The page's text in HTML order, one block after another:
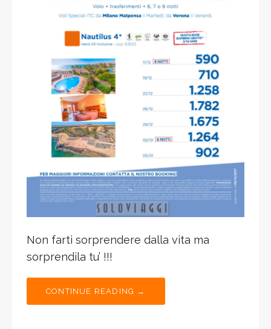
Non farti sorprendere dalla vita ma
sorprendila tu’ !!!
CONTINUE READING →